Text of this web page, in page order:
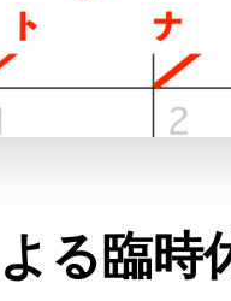
る臨時